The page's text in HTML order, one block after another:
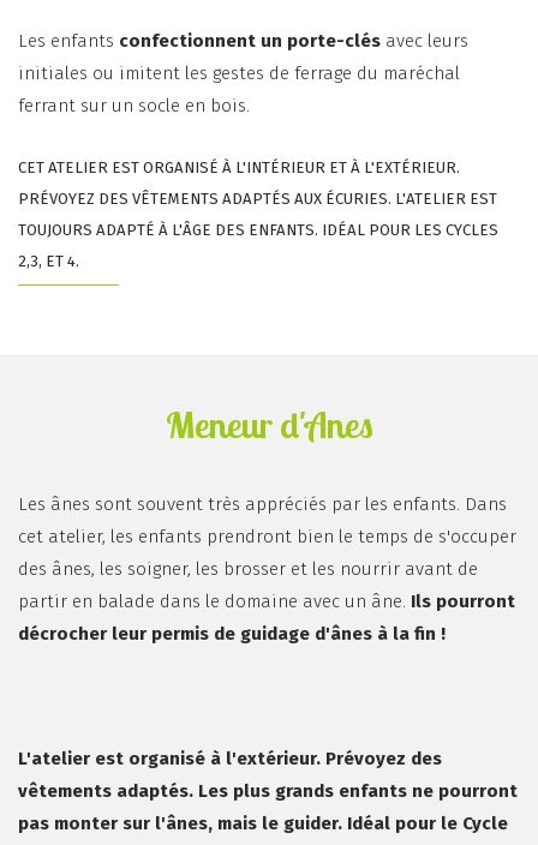
Les enfants confectionnent un porte-clés avec leurs
initiales ou imitent les gestes de ferrage du maréchal
ferrant sur un socle en bois.
CET ATELIER EST ORGANISÉ À L'INTÉRIEUR ET À L'EXTÉRIEUR.
PRÉVOYEZ DES VÊTEMENTS ADAPTÉS AUX ÉCURIES. L'ATELIER EST
TOUJOURS ADAPTÉ À L'ÂGE DES ENFANTS. IDÉAL POUR LES CYCLES
2,3, ET 4.
Meneur d'Anes
Les ânes sont souvent très appréciés par les enfants. Dans
cet atelier, les enfants prendront bien le temps de s'occuper
des ânes, les soigner, les brosser et les nourrir avant de
partir en balade dans le domaine avec un âne. Ils pourront
décrocher leur permis de guidage d'ânes à la fin !
L'atelier est organisé à l'extérieur. Prévoyez des
vêtements adaptés. Les plus grands enfants ne pourront
pas monter sur l'ânes, mais le guider. Idéal pour le Cycle